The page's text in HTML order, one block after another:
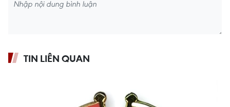
TIN LIÊN QUAN